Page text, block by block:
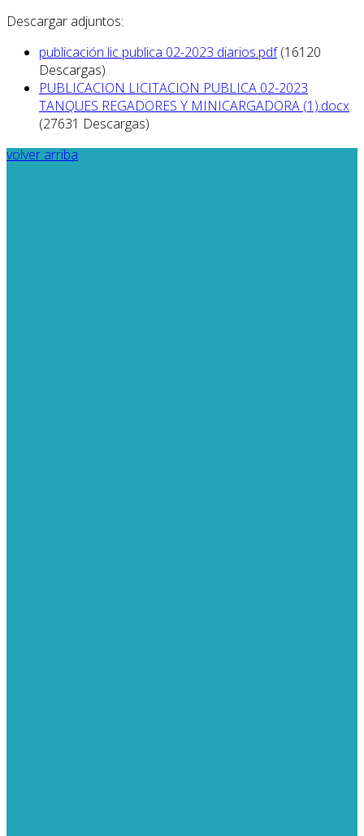
Descargar adjuntos:
publicación lic publica 02-2023 diarios.pdf (16120
Descargas)
PUBLICACION LICITACION PUBLICA 02-2023
TANQUES REGADORES Y MINICARGADORA (1).docx
(27631 Descargas)
volver arriba